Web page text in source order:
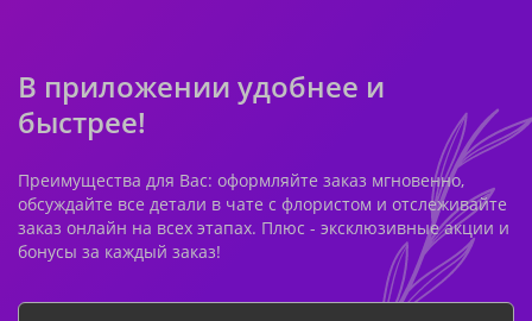
В приложении удобнее и
быстрее!
Преимущества для Вас: оформляйте заказ мгновенно,
обсуждайте все детали в чате с флористом и отслеживайте
заказ онлайн на всех этапах. Плюс - эксклюзивные акции и
бонусы за каждый заказ!